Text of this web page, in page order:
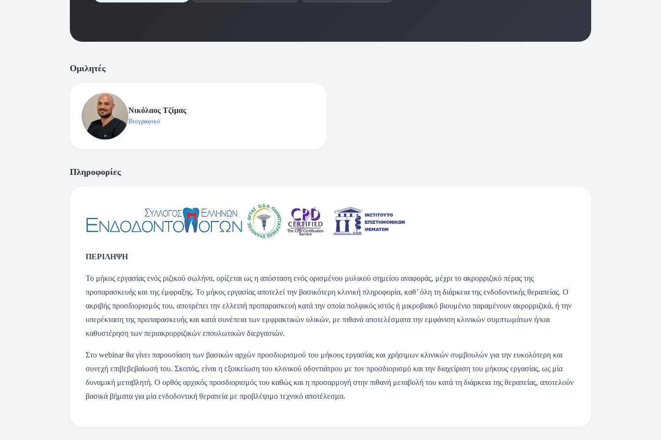
Ομιλητές
Νικόλαος Τζίμας
Βιογραφικό
Πληροφορίες
ΠΕΡΙΛΗΨΗ
Το μήκος εργασίας ενός ριζικού σωλήνα, ορίζεται ως η απόσταση ενός ορισμένου μυλικού σημείου αναφοράς, μέχρι το ακρορριζικό πέρας της
προπαρασκευής και της έμφραξης. Το μήκος εργασίας αποτελεί την βασικότερη κλινική πληροφορία, καθ’ όλη τη διάρκεια της ενδοδοντικής θεραπείας. Ο
ακριβής προσδιορισμός του, αποτρέπει την ελλειπή προπαρασκευή κατά την οποία πολφικός ιστός ή μικροβιακό βιουμένιο παραμένουν ακρορριζικά, ή την
υπερέκταση της προπαρασκευής και κατά συνέπεια των εμφρακτικών υλικών, με πιθανά αποτελέσματα την εμφάνιση κλινικών συμπτωμάτων ή/και
καθυστέρηση των περιακρορριζικών επουλωτικών διεργασιών.
Στο webinar θα γίνει παρουσίαση των βασικών αρχών προσδιορισμού του μήκους εργασίας και χρήσιμων κλινικών συμβουλών για την ευκολότερη και
συνεχή επιβεβεβαίωσή του. Σκοπός, είναι η εξοικείωση του κλινικού οδοντιάτρου με τον προσδιορισμό και την διαχείριση του μήκους εργασίας, ως μία
δυναμική μεταβλητή. Ο ορθός αρχικός προσδιορισμός του καθώς και η προσαρμογή στην πιθανή μεταβολή του κατά τη διάρκεια της θεραπείας, αποτελούν
βασικά βήματα για μία ενδοδοντική θεραπεία με προβλέψιμο τεχνικό αποτέλεσμα.